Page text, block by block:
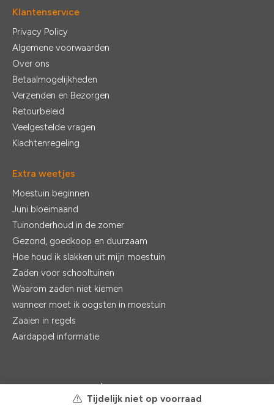
Tijdelijk niet op voorraad
Klantenservice
Privacy Policy
Algemene voorwaarden
Over ons
Betaalmogelijkheden
Verzenden en Bezorgen
Retourbeleid
Veelgestelde vragen
Klachtenregeling
Extra weetjes
Moestuin beginnen
Juni bloeimaand
Tuinonderhoud in de zomer
Gezond, goedkoop en duurzaam
Hoe houd ik slakken uit mijn moestuin
Zaden voor schooltuinen
Waarom zaden niet kiemen
wanneer moet ik oogsten in moestuin
Zaaien in regels
Aardappel informatie